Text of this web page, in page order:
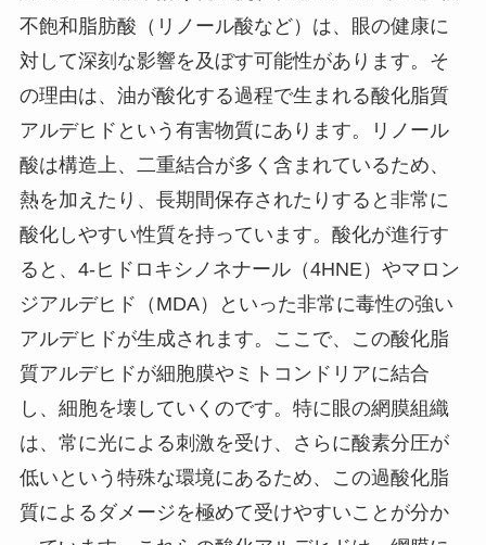
不飽和脂肪酸（リノール酸など）は、眼の健康に
対して深刻な影響を及ぼす可能性があります。そ
の理由は、油が酸化する過程で生まれる酸化脂質
アルデヒドという有害物質にあります。リノール
酸は構造上、二重結合が多く含まれているため、
熱を加えたり、長期間保存されたりすると非常に
酸化しやすい性質を持っています。酸化が進行す
ると、4-ヒドロキシノネナール（4HNE）やマロン
ジアルデヒド（MDA）といった非常に毒性の強い
アルデヒドが生成されます。ここで、この酸化脂
質アルデヒドが細胞膜やミトコンドリアに結合
し、細胞を壊していくのです。特に眼の網膜組織
は、常に光による刺激を受け、さらに酸素分圧が
低いという特殊な環境にあるため、この過酸化脂
質によるダメージを極めて受けやすいことが分か